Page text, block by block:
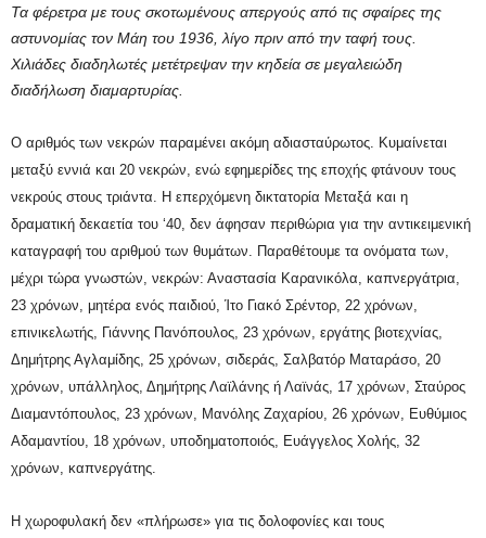
Τα φέρετρα με τους σκοτωμένους απεργούς από τις σφαίρες της
αστυνομίας τον Μάη του 1936, λίγο πριν από την ταφή τους.
Χιλιάδες διαδηλωτές μετέτρεψαν την κηδεία σε μεγαλειώδη
διαδήλωση διαμαρτυρίας.
Ο αριθμός των νεκρών παραμένει ακόμη αδιασταύρωτος. Κυμαίνεται
μεταξύ εννιά και 20 νεκρών, ενώ εφημερίδες της εποχής φτάνουν τους
νεκρούς στους τριάντα. Η επερχόμενη δικτατορία Μεταξά και η
δραματική δεκαετία του ‘40, δεν άφησαν περιθώρια για την αντικειμενική
καταγραφή του αριθμού των θυμάτων. Παραθέτουμε τα ονόματα των,
μέχρι τώρα γνωστών, νεκρών: Αναστασία Καρανικόλα, καπνεργάτρια,
23 χρόνων, μητέρα ενός παιδιού, Ίτο Γιακό Σρέντορ, 22 χρόνων,
επινικελωτής, Γιάννης Πανόπουλος, 23 χρόνων, εργάτης βιοτεχνίας,
Δημήτρης Αγλαμίδης, 25 χρόνων, σιδεράς, Σαλβατόρ Ματαράσο, 20
χρόνων, υπάλληλος, Δημήτρης Λαϊλάνης ή Λαϊνάς, 17 χρόνων, Σταύρος
Διαμαντόπουλος, 23 χρόνων, Μανόλης Ζαχαρίου, 26 χρόνων, Ευθύμιος
Αδαμαντίου, 18 χρόνων, υποδηματοποιός, Ευάγγελος Χολής, 32
χρόνων, καπνεργάτης.
Η χωροφυλακή δεν «πλήρωσε» για τις δολοφονίες και τους